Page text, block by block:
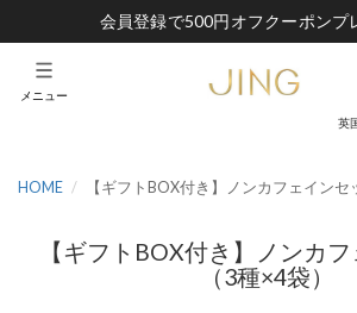
会員登録で500円オフクーポンプ
英
メニュー
HOME 【ギフトBOX付き】ノンカフェインセ
【ギフトBOX付き】ノンカ
（3種×4袋）